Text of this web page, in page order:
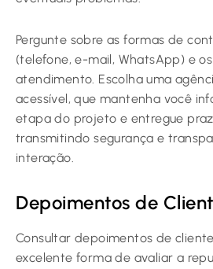
Pergunte sobre as formas de
(telefone, e-mail, WhatsApp) e
atendimento. Escolha uma
acessível, que mantenha você
etapa do projeto e entregue
transmitindo segurança e
interação.
Depoimentos de
Consultar depoimentos de
excelente forma de avaliar a